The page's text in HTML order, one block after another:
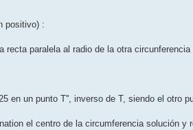
positivo) :
paralela al radio de la otra
en un punto T'', inverso de T, siendo el otro
el centro de la circumferencia solución y